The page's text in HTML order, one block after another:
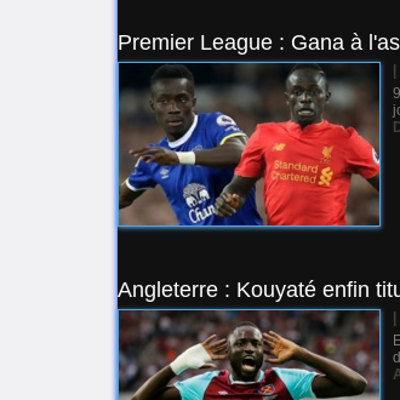
Premier League : Gana à
Angleterre : Kouyaté enfin